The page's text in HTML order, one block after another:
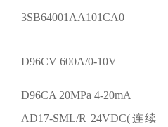
3SB64001AA101CA0
D96CV 600A/0-10V
D96CA 20MPa 4-20mA
AD17-SML/R 24VDC(连续